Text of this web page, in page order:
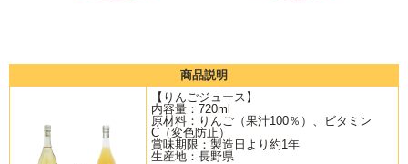
商品説明
【りんごジュース】
内容量：720ml
原材料：りんご（果汁100％）、ビタミン
C（変色防止）
賞味期限：製造日より約1年
生産地：長野県